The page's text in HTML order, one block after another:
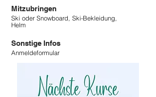
Mitzubringen
Ski oder Snowboard, Ski-Bekleidung,
Helm
Sonstige Infos
Anmeldeformular